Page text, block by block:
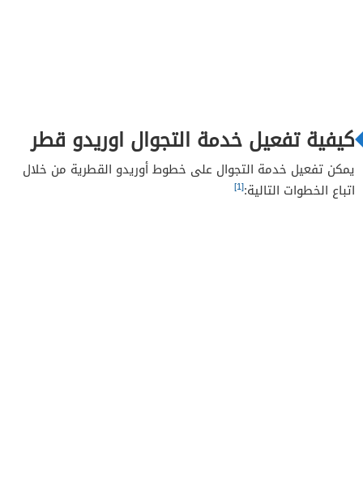
كيفية تفعيل خدمة التجوال اوريدو قطر
يمكن تفعيل خدمة التجوال على خطوط أوريدو القطرية من خلال
اتباع الخطوات التالية:[1]